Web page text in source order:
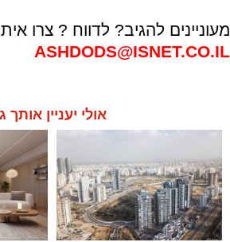
מעוניינים להגיב? לדווח ? צרו
ASHDODS@ISNET.CO.IL
אולי יעניין אותך